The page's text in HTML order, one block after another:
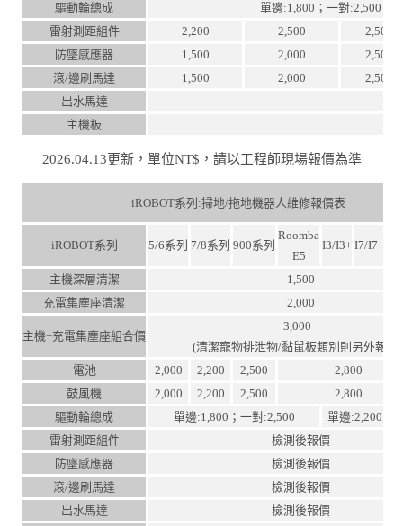
驅動輪總成
單邊:1,800；一對:2,500
雷射測距組件
2,200 2,500
2,500
防墜感應器
1,500 2,000
2,500
滾/邊刷馬達
1,500 2,000
2,500
出水馬達
主機板
2026.04.13更新，單位NT$，請以工程師現場報價為準
iROBOT系列:掃地/拖地機器人維修報價表
iROBOT系列 5/6系列 7/8系列 900系列
Roomba
E5
I3/I3+ I7/I7+
主機深層清潔
1,500
充電集塵座清潔
2,000
主機+充電集塵座組合價
3,000
(清潔寵物排泄物/黏鼠板類別則另外報價
電池
2,000 2,200 2,500
2,800
鼓風機
2,000 2,200 2,500
2,800
驅動輪總成
單邊:1,800；一對:2,500
單邊:2,200；
雷射測距組件
檢測後報價
防墜感應器
檢測後報價
滾/邊刷馬達
檢測後報價
出水馬達
檢測後報價